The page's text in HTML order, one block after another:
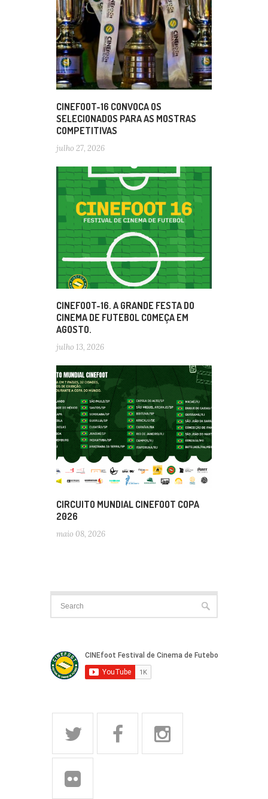
CINEFOOT-16 CONVOCA OS
SELECIONADOS PARA AS MOSTRAS
COMPETITIVAS
julho 27, 2026
CINEFOOT-16. A GRANDE FESTA DO
CINEMA DE FUTEBOL COMEÇA EM
AGOSTO.
julho 13, 2026
CIRCUITO MUNDIAL CINEFOOT COPA
2026
maio 08, 2026